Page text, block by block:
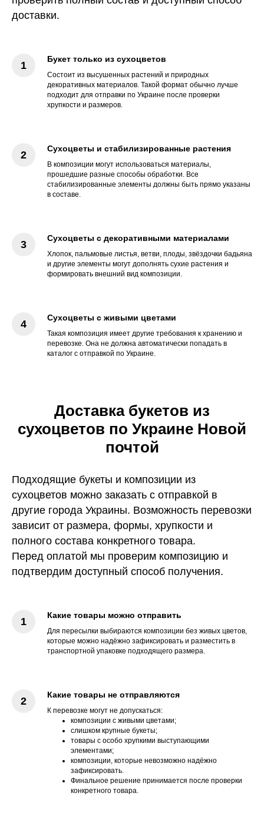
доставки.
Букет только из сухоцветов
Состоит из высушенных растений и природных
декоративных материалов. Такой формат обычно лучше
подходит для отправки по Украине после проверки
хрупкости и размеров.
Сухоцветы и стабилизированные растения
В композиции могут использоваться материалы,
прошедшие разные способы обработки. Все
стабилизированные элементы должны быть прямо указаны
в составе.
Сухоцветы с декоративными материалами
Хлопок, пальмовые листья, ветви, плоды, звёздочки бадьяна
и другие элементы могут дополнять сухие растения и
формировать внешний вид композиции.
Сухоцветы с живыми цветами
Такая композиция имеет другие требования к хранению и
перевозке. Она не должна автоматически попадать в
каталог с отправкой по Украине.
Доставка букетов из
сухоцветов по Украине Новой
почтой
Подходящие букеты и композиции из
сухоцветов можно заказать с отправкой в
другие города Украины. Возможность перевозки
зависит от размера, формы, хрупкости и
полного состава конкретного товара.
Перед оплатой мы проверим композицию и
подтвердим доступный способ получения.
Какие товары можно отправить
Для пересылки выбираются композиции без живых цветов,
которые можно надёжно зафиксировать и разместить в
транспортной упаковке подходящего размера.
Какие товары не отправляются
К перевозке могут не допускаться:
композиции с живыми цветами;
слишком крупные букеты;
товары с особо хрупкими выступающими
элементами;
композиции, которые невозможно надёжно
зафиксировать.
Финальное решение принимается после проверки
конкретного товара.